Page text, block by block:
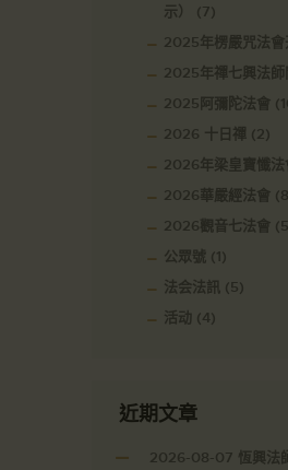
示）
(7)
2025年楞嚴咒法會
2025年禪七興法師
2025阿彌陀法會
2026 十日禪
(2)
2026年梁皇寶懺法
2026華嚴經法會
2026觀音七法會
公眾號 (1)
法会法訊 (5)
活动 (4)
近期文章
2026-08-07 恆興法